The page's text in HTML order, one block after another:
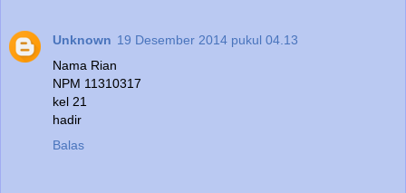
Unknown 19 Desember 2014 pukul 04.13
Nama Rian
NPM 11310317
kel 21
hadir
Balas